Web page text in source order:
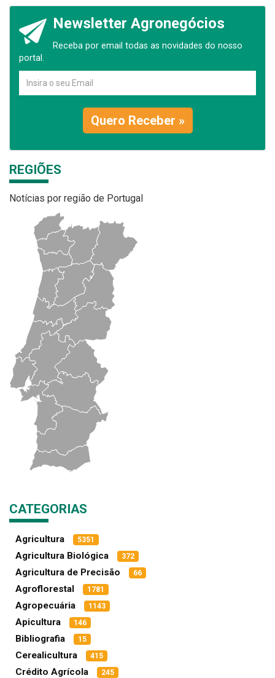
Newsletter Agronegócios
Receba por email todas as novidades do nosso
portal.
Quero Receber »
REGIÕES
Notícias por região de Portugal
CATEGORIAS
Agricultura 5351
Agricultura Biológica 372
Agricultura de Precisão 66
Agroflorestal 1781
Agropecuária 1143
Apicultura 146
Bibliografia 15
Cerealicultura 415
Crédito Agrícola 245